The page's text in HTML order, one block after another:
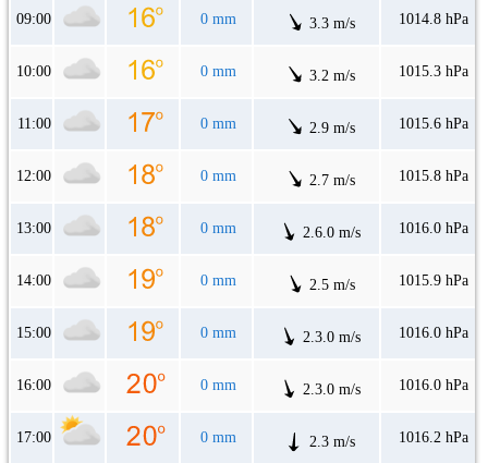
09:00 0 mm 3.3 m/s 1014.8 hPa
10:00 0 mm 3.2 m/s 1015.3 hPa
11:00 0 mm 2.9 m/s 1015.6 hPa
12:00 0 mm 2.7 m/s 1015.8 hPa
13:00 0 mm 2.6.0 m/s 1016.0 hPa
14:00 0 mm 2.5 m/s 1015.9 hPa
15:00 0 mm 2.3.0 m/s 1016.0 hPa
16:00 0 mm 2.3.0 m/s 1016.0 hPa
17:00 0 mm 2.3 m/s 1016.2 hPa